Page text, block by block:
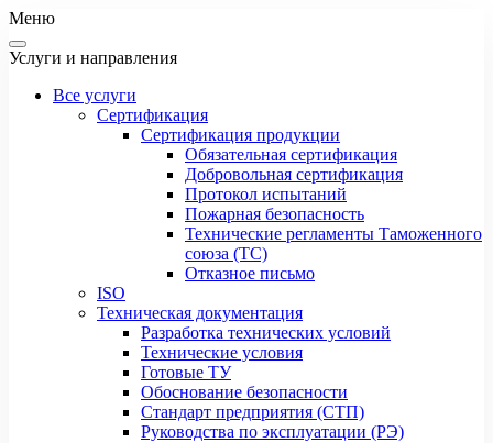
Меню
Услуги и направления
Все услуги
Сертификация
Сертификация продукции
Обязательная сертификация
Добровольная сертификация
Протокол испытаний
Пожарная безопасность
Технические регламенты Таможенного
союза (ТС)
Отказное письмо
ISO
Техническая документация
Разработка технических условий
Технические условия
Готовые ТУ
Обоснование безопасности
Стандарт предприятия (СТП)
Руководства по эксплуатации (РЭ)